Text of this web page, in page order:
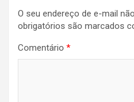
O seu endereço de e-mail
obrigatórios são marcados
Comentário *